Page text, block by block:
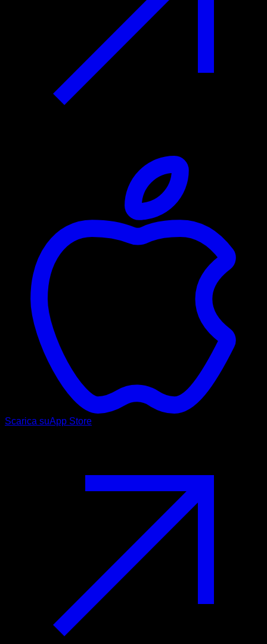
Scarica suApp Store